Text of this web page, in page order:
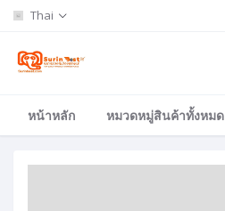
Thai
หน้าหลัก หมวดหมู่สินค้าทั้งหมด